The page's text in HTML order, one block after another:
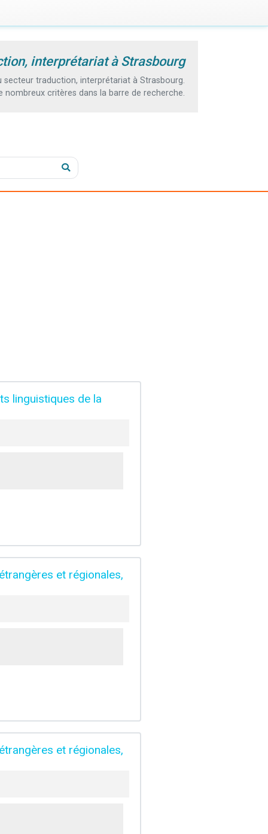
interprétariat à Strasbourg
traduction, interprétariat à Strasbourg.
critères dans la barre de recherche.
linguistiques de la
et régionales,
et régionales,